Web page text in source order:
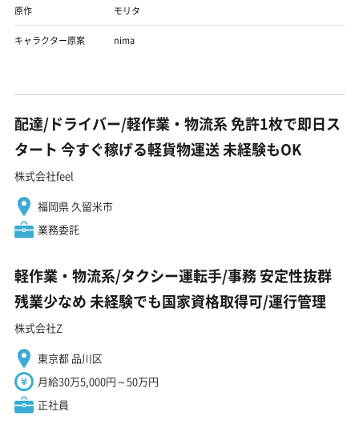
原作 モリタ
キャラクター原案 nima
配達/ドライバー/軽作業・物流系 免許1枚で即日ス
タート 今すぐ稼げる軽貨物運送 未経験もOK
株式会社feel
福岡県 久留米市
業務委託
軽作業・物流系/タクシー運転手/事務 安定性抜群
残業少なめ 未経験でも国家資格取得可/運行管理
株式会社Z
東京都 品川区
月給30万5,000円～50万円
正社員